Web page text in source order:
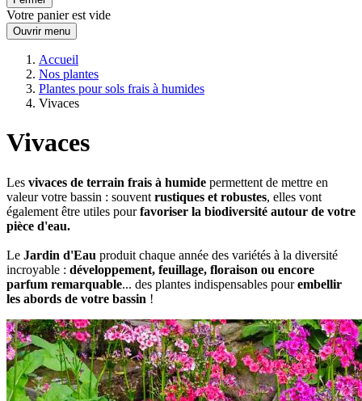
Votre panier est vide
Ouvrir menu
Accueil
Nos plantes
Plantes pour sols frais à humides
Vivaces
Vivaces
Les vivaces de terrain frais à humide permettent de mettre en
valeur votre bassin : souvent rustiques et robustes, elles vont
également être utiles pourfavoriser la biodiversité autour de votre
pièce d'eau.
Le Jardin d'Eau produit chaque année des variétés à la diversité
incroyable : développement, feuillage, floraison ou encore
parfum remarquable... des plantes indispensables pourembellir
les abords de votre bassin !